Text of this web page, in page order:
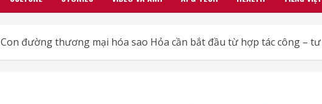
Con đường thương mại hóa sao Hỏa cần bắt đầu từ hợp tác công – tư